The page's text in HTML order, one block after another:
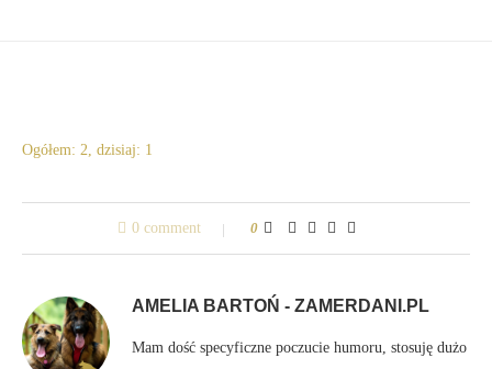
Ogółem: 2, dzisiaj: 1
0 comment 0
AMELIA BARTOŃ - ZAMERDANI.PL
Mam dość specyficzne poczucie humoru, stosuję dużo